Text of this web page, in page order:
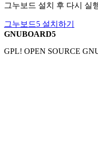
그누보드 설치 후 다시 실
그누보드5 설치하기
GNUBOARD5
GPL! OPEN SOURCE